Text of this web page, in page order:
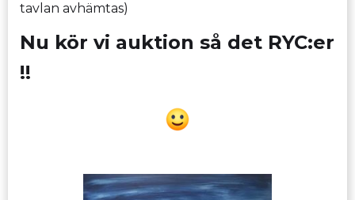
tavlan avhämtas)
Nu kör vi auktion så det RYC:er
!!